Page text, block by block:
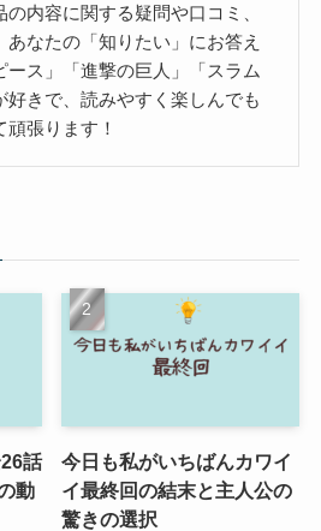
内容に関する疑問や口コミ、
なたの「知りたい」にお答え
ース」「進撃の巨人」「スラム
好きで、読みやすく楽しんでも
張ります！
話
動
今日も私がいちばんカワイ
イ最終回の結末と主人公の
驚きの選択